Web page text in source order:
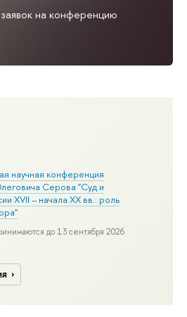
на конференцию
научная конференция
Серова "Суд и
XVII – начала XX вв.: роль
до 13 сентября 2026